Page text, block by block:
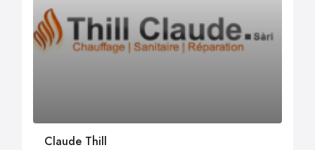
Claude Thill